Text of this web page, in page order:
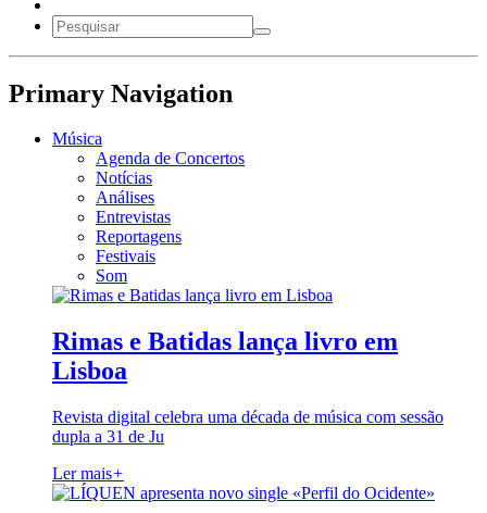
Primary Navigation
Música
Agenda de Concertos
Notícias
Análises
Entrevistas
Reportagens
Festivais
Som
Rimas e Batidas lança livro em
Lisboa
Revista digital celebra uma década de música com sessão
dupla a 31 de Ju
Ler mais+